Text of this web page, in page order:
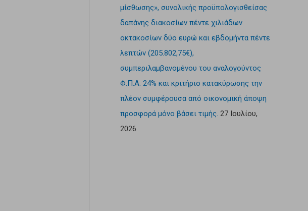
μίσθωσης», συνολικής προϋπολογισθείσας
δαπάνης διακοσίων πέντε χιλιάδων
οκτακοσίων δύο ευρώ και εβδομήντα πέντε
λεπτών (205.802,75€),
συμπεριλαμβανομένου του αναλογούντος
Φ.Π.Α. 24% και κριτήριο κατακύρωσης την
πλέον συμφέρουσα από οικονομική άποψη
προσφορά μόνο βάσει τιμής. 27 Ιουλίου,
2026